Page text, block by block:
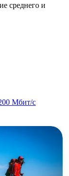
среднего и
Мбит/с